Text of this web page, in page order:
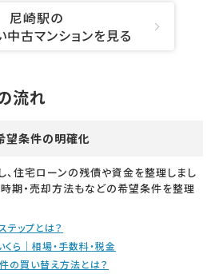
尼崎駅の
古マンションを見る
流れ
望条件の明確化
、住宅ローンの残債や資金を整理しまし
時期・売却方法もなどの希望条件を整理
ップとは？
ら｜相場・手数料・税金
の買い替え方法とは？